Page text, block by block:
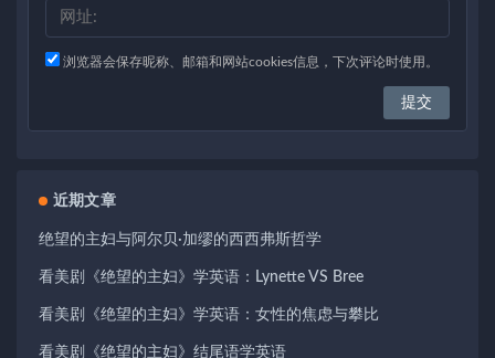
浏览器会保存昵称、邮箱和网站cookies信息，下次评论时使用。
近期文章
绝望的主妇与阿尔贝·加缪的西西弗斯哲学
看美剧《绝望的主妇》学英语：Lynette VS Bree
看美剧《绝望的主妇》学英语：女性的焦虑与攀比
看美剧《绝望的主妇》结尾语学英语